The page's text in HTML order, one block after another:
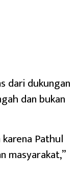
dari dukungan
dan bukan
Pathul
masyarakat,”